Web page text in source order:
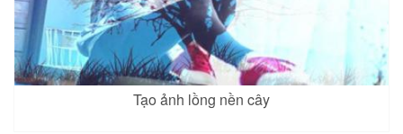
Tạo ảnh lồng nền cây